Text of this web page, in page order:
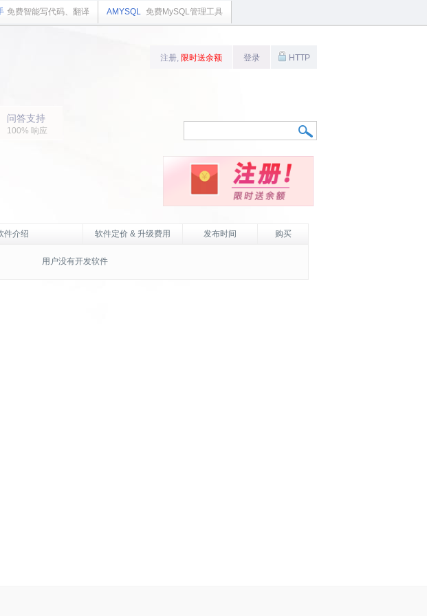
免费智能写代码、翻译 AMYSQL 免费MySQL管理工具
问答支持
100% 响应
注册, 限时送余额 登录 HTTP
件介绍 软件定价 & 升级费用 发布时间 购买
用户没有开发软件